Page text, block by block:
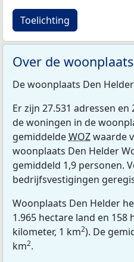
Toelichting
Over de
De woonplaats Den
Er zijn 27.531 adressen
de woningen in de
gemiddeldeWOZwaarde
woonplaats Den Helder
gemiddeld 1,9 personen.
bedrijfsvestigingen
Woonplaats Den Helder
1.965 hectare land en
kilometer, 1 km2). De
km2.